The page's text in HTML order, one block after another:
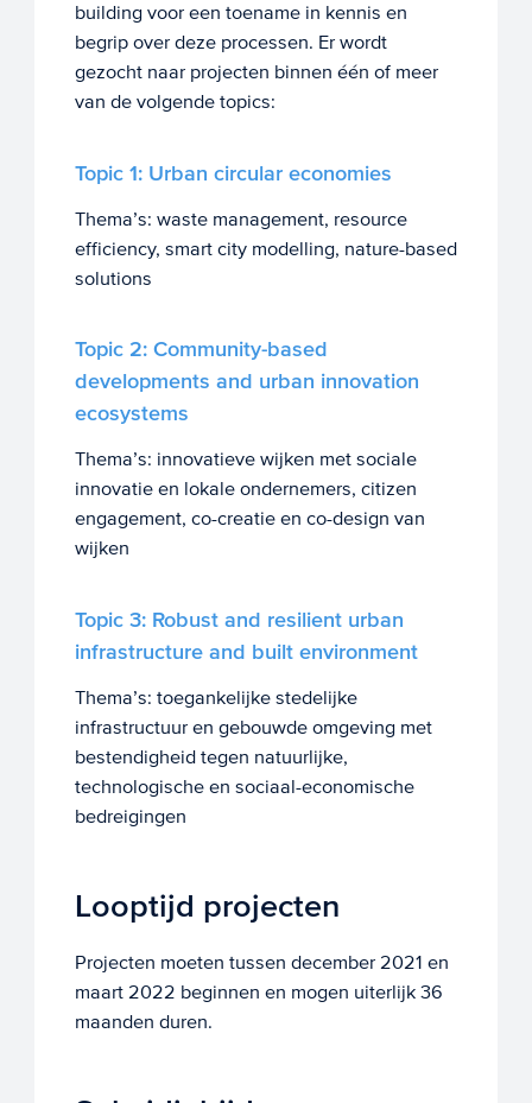
building voor een toename in kennis en
begrip over deze processen. Er wordt
gezocht naar projecten binnen één of meer
van de volgende topics:
Topic 1: Urban circular economies
Thema’s: waste management, resource
efficiency, smart city modelling, nature-based
solutions
Topic 2: Community-based
developments and urban innovation
ecosystems
Thema’s: innovatieve wijken met sociale
innovatie en lokale ondernemers, citizen
engagement, co-creatie en co-design van
wijken
Topic 3: Robust and resilient urban
infrastructure and built environment
Thema’s: toegankelijke stedelijke
infrastructuur en gebouwde omgeving met
bestendigheid tegen natuurlijke,
technologische en sociaal-economische
bedreigingen
Looptijd projecten
Projecten moeten tussen december 2021 en
maart 2022 beginnen en mogen uiterlijk 36
maanden duren.